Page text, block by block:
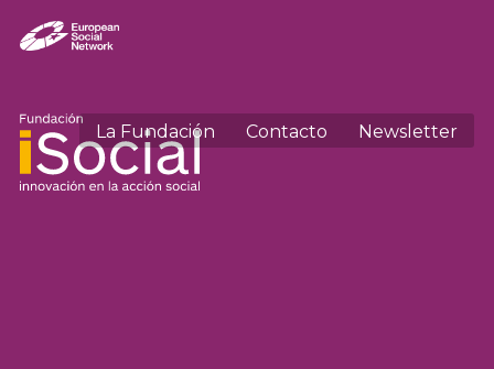
La Fundación Contacto Newsletter